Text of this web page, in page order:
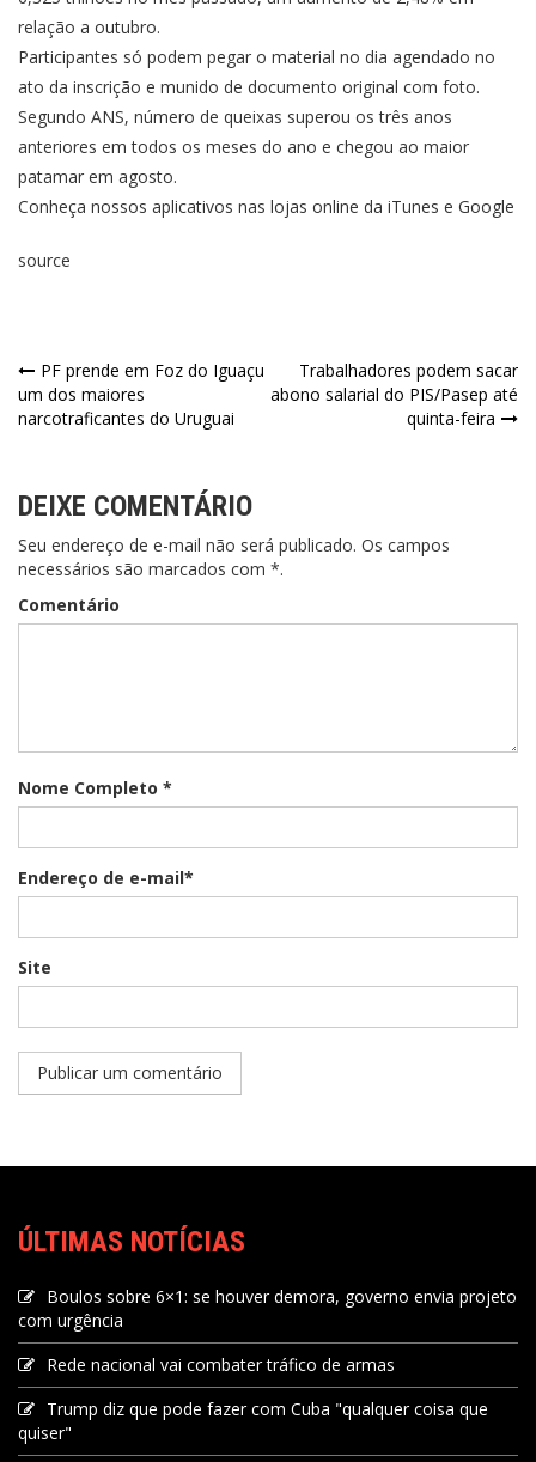
relação a outubro.
Participantes só podem pegar o material no dia agendado no
ato da inscrição e munido de documento original com foto.
Segundo ANS, número de queixas superou os três anos
anteriores em todos os meses do ano e chegou ao maior
patamar em agosto.
Conheça nossos aplicativos nas lojas online da iTunes e Google
source
PF prende em Foz do Iguaçu
um dos maiores
narcotraficantes do Uruguai
Trabalhadores podem sacar
abono salarial do PIS/Pasep até
quinta-feira
DEIXE COMENTÁRIO
Seu endereço de e-mail não será publicado. Os campos
necessários são marcados com *.
Comentário
Nome Completo *
Endereço de e-mail*
Site
ÚLTIMAS NOTÍCIAS
Boulos sobre 6×1: se houver demora, governo envia projeto
com urgência
Rede nacional vai combater tráfico de armas
Trump diz que pode fazer com Cuba "qualquer coisa que
quiser"